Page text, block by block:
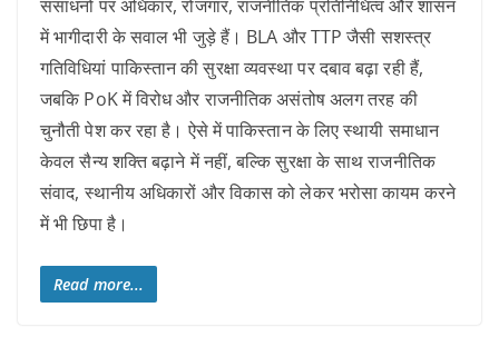
संसाधनों पर अधिकार, रोजगार, राजनीतिक प्रतिनिधित्व और शासन
में भागीदारी के सवाल भी जुड़े हैं। BLA और TTP जैसी सशस्त्र
गतिविधियां पाकिस्तान की सुरक्षा व्यवस्था पर दबाव बढ़ा रही हैं,
जबकि PoK में विरोध और राजनीतिक असंतोष अलग तरह की
चुनौती पेश कर रहा है। ऐसे में पाकिस्तान के लिए स्थायी समाधान
केवल सैन्य शक्ति बढ़ाने में नहीं, बल्कि सुरक्षा के साथ राजनीतिक
संवाद, स्थानीय अधिकारों और विकास को लेकर भरोसा कायम करने
में भी छिपा है।
Read more...